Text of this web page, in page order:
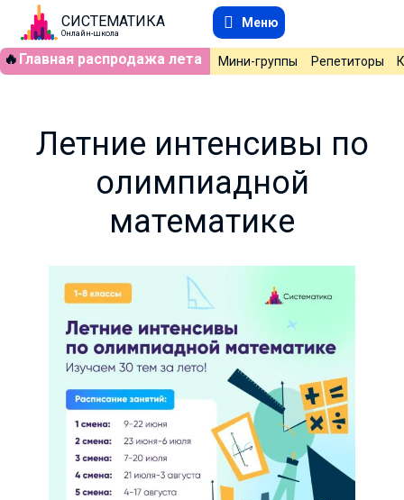
СИСТЕМАТИКА
Онлайн-школа
Меню
🔥 Главная распродажа лета Мини-группы Репетиторы
Летние интенсивы по
олимпиадной
математике